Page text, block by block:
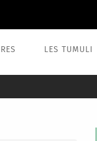
LES TUMULI